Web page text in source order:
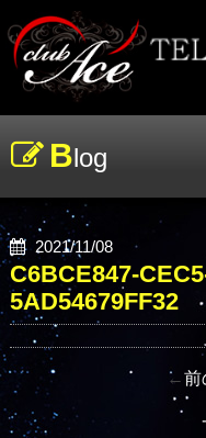
Blog
2021/11/08
C6BCE847-
5AD54679FF32
←前